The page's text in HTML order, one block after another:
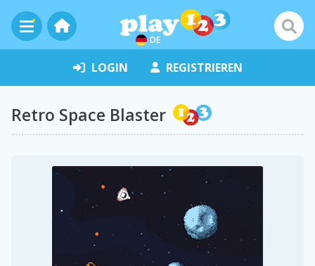
DE
LOGIN REGISTRIEREN
Retro Space Blaster